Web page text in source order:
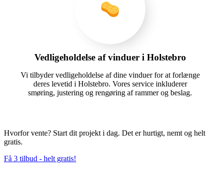
Vedligeholdelse af vinduer i Holstebro
Vi tilbyder vedligeholdelse af dine vinduer for at forlænge
deres levetid i Holstebro. Vores service inkluderer
smøring, justering og rengøring af rammer og beslag.
Hvorfor vente? Start dit projekt i dag. Det er hurtigt, nemt og helt
gratis.
Få 3 tilbud - helt gratis!